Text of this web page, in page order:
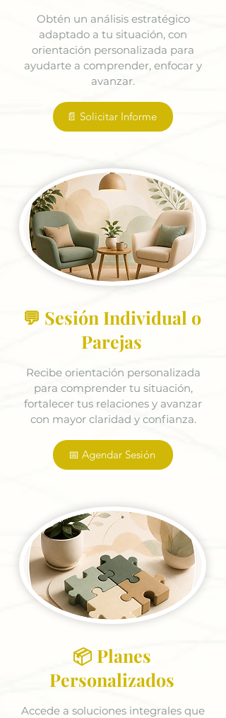
Obtén un análisis estratégico
adaptado a tu situación, con
orientación personalizada para
ayudarte a comprender, enfocar y
avanzar.
📄 Solicitar Informe
💬 Sesión Individual o
Parejas
Recibe orientación personalizada
para comprender tu situación,
fortalecer tus relaciones y avanzar
con mayor claridad y confianza.
📅 Agendar Sesión
📦 Planes
Personalizados
Accede a soluciones integrales que